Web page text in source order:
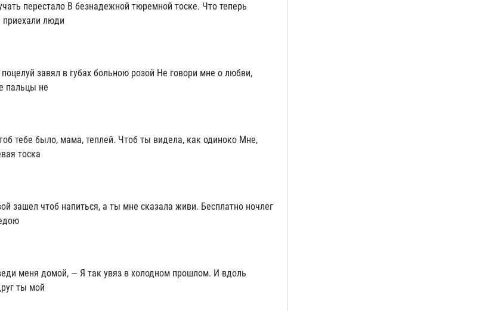
перестало В безнадежной тюремной тоске. Что теперь
приехали люди
завял в губах больною розой Не говори мне о любви,
пальцы не
тебе было, мама, теплей. Чтоб ты видела, как одиноко Мне,
тоска
зашел чтоб напиться, а ты мне сказала живи. Бесплатно ночлег
меня домой, — Я так увяз в холодном прошлом. И вдоль
ты мой